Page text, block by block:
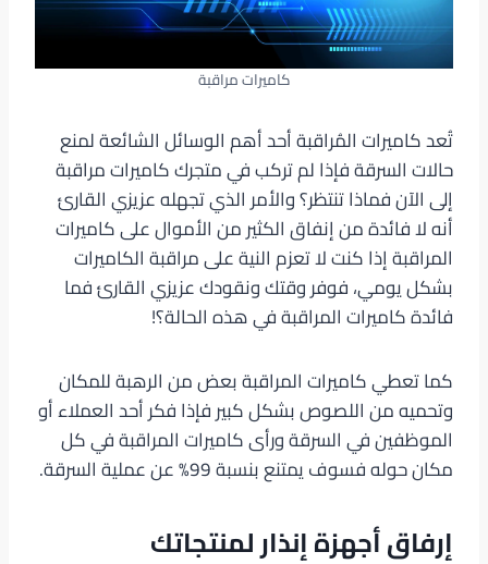
كاميرات مراقبة
تُعد كاميرات المُراقبة أحد أهم الوسائل الشائعة لمنع
حالات السرقة فإذا لم تركب في متجرك كاميرات مراقبة
إلى الآن فماذا تنتظر؟ والأمر الذي تجهله عزيزي القارئ
أنه لا فائدة من إنفاق الكثير من الأموال على كاميرات
المراقبة إذا كنت لا تعزم النية على مراقبة الكاميرات
بشكل يومي، فوفر وقتك ونقودك عزيزي القارئ فما
فائدة كاميرات المراقبة في هذه الحالة؟!
كما تعطي كاميرات المراقبة بعض من الرهبة للمكان
وتحميه من اللصوص بشكل كبير فإذا فكر أحد العملاء أو
الموظفين في السرقة ورأى كاميرات المراقبة في كل
مكان حوله فسوف يمتنع بنسبة 99% عن عملية السرقة.
إرفاق أجهزة إنذار لمنتجاتك